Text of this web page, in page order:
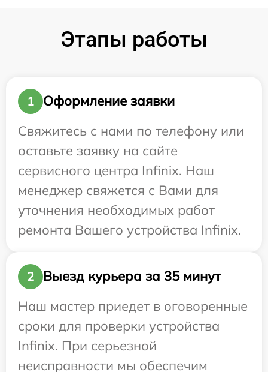
Этапы работы
1
Оформление заявки
Свяжитесь с нами по телефону или
оставьте заявку на сайте
сервисного центра Infinix. Наш
менеджер свяжется с Вами для
уточнения необходимых работ
ремонта Вашего устройства Infinix.
2
Выезд курьера за 35 минут
Наш мастер приедет в оговоренные
сроки для проверки устройства
Infinix. При серьезной
неисправности мы обеспечим